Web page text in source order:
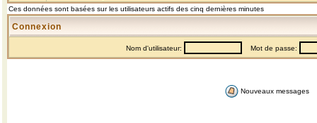
Ces données sont basées sur les utilisateurs actifs des cinq dernières minutes
Connexion
Nom d'utilisateur: Mot de passe:
Nouveaux messages